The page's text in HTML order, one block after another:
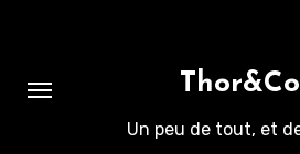
Thor&Co
Un peu de tout, et